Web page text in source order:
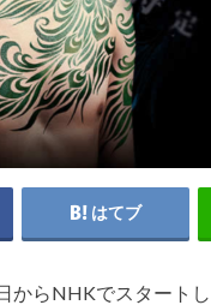
はてブ
らNHKでスタートし